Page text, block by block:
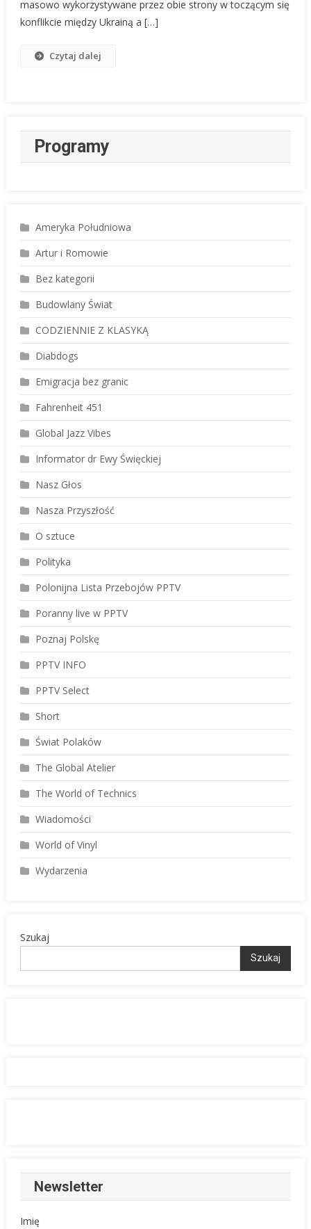
masowo wykorzystywane przez obie strony w toczącym się
konflikcie między Ukrainą a […]
Czytaj dalej
Programy
Ameryka Południowa
Artur i Romowie
Bez kategorii
Budowlany Świat
CODZIENNIE Z KLASYKĄ
Diabdogs
Emigracja bez granic
Fahrenheit 451
Global Jazz Vibes
Informator dr Ewy Święckiej
Nasz Głos
Nasza Przyszłość
O sztuce
Polityka
Polonijna Lista Przebojów PPTV
Poranny live w PPTV
Poznaj Polskę
PPTV INFO
PPTV Select
Short
Świat Polaków
The Global Atelier
The World of Technics
Wiadomości
World of Vinyl
Wydarzenia
Szukaj
Szukaj
Newsletter
Imię